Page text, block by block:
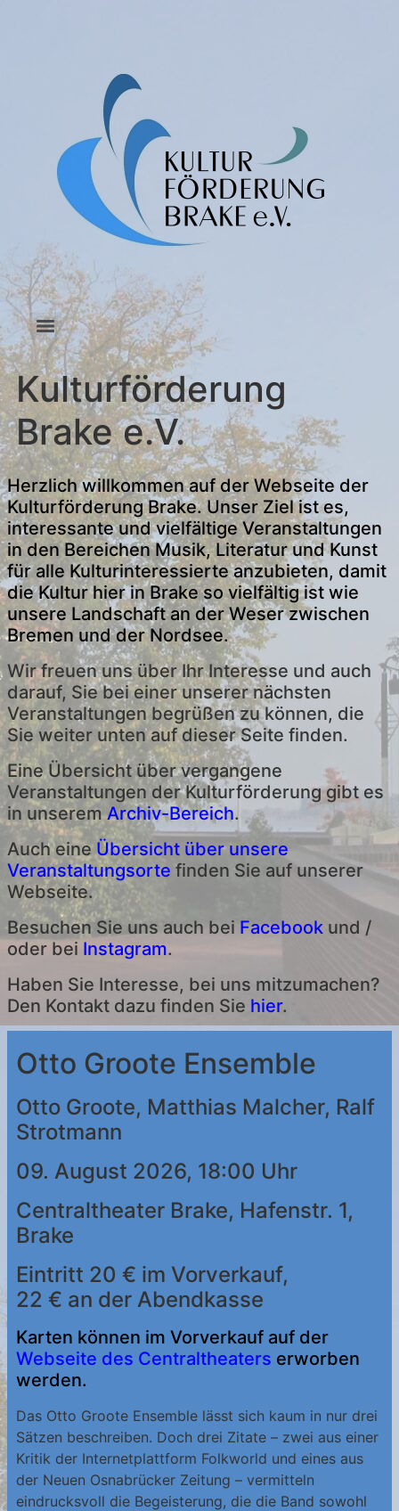
Kulturförderung
Brake e.V.
Herzlich willkommen auf der Webseite der
Kulturförderung Brake. Unser Ziel ist es,
interessante und vielfältige Veranstaltungen
in den Bereichen Musik, Literatur und Kunst
für alle Kulturinteressierte anzubieten, damit
die Kultur hier in Brake so vielfältig ist wie
unsere Landschaft an der Weser zwischen
Bremen und der Nordsee.
Wir freuen uns über Ihr Interesse und auch
darauf, Sie bei einer unserer nächsten
Veranstaltungen begrüßen zu können, die
Sie weiter unten auf dieser Seite finden.
Eine Übersicht über vergangene
Veranstaltungen der Kulturförderung gibt es
in unseremArchiv-Bereich.
Auch eine Übersicht über unsere
Veranstaltungsorte finden Sie auf unserer
Webseite.
Besuchen Sie uns auch bei Facebook und /
oder bei Instagram.
Haben Sie Interesse, bei uns mitzumachen?
Den Kontakt dazu finden Sie hier.
Otto Groote Ensemble
Otto Groote, Matthias Malcher, Ralf
Strotmann
09. August 2026, 18:00 Uhr
Centraltheater Brake, Hafenstr. 1,
Brake
Eintritt 20 € im Vorverkauf,
22 € an der Abendkasse
Karten können im Vorverkauf auf der
Webseite des Centraltheaters erworben
werden.
Das Otto Groote Ensemble lässt sich kaum in nur drei
Sätzen beschreiben. Doch drei Zitate – zwei aus einer
Kritik der Internetplattform Folkworld und eines aus
der Neuen Osnabrücker Zeitung – vermitteln
eindrucksvoll die Begeisterung, die die Band sowohl